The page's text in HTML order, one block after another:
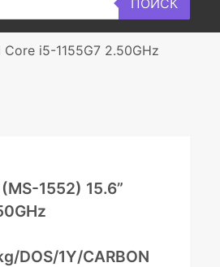
ПОИСК
i5-1155G7 2.50GHz
1552) 15.6”
DOS/1Y/CARBON